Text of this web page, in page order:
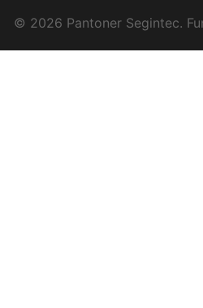
© 2026 Pantoner Segintec.